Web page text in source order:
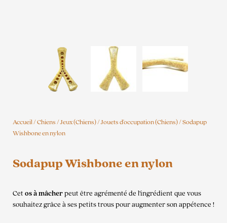
Accueil/Chiens/Jeux (Chiens)/Jouets d'occupation (Chiens)/ Sodapup
Wishbone en nylon
Sodapup Wishbone en nylon
Cet os à mâcherpeut être agrémenté de l’ingrédient que vous
souhaitez grâce à ses petits trous pour augmenter son appétence !